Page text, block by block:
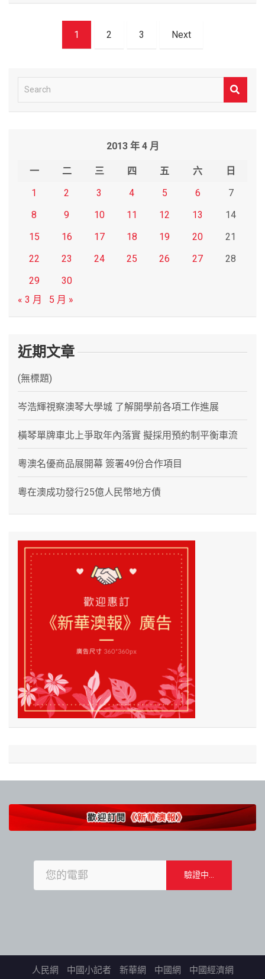
1 2 3 Next
e
2013 年 4 月
一 二 三 四 五 六
日
1
2 3 4 5 6
7
8
9 10 11 12 13
14
15
16 17 18 19 20
21
22
23 24 25 26 27
28
29
30
« 3 月
5 月 »
近期文章
(無標題)
岑浩輝視察澳琴大學城 了解開學前各項工作進展
橫琴單牌車北上爭取年內落實 擬採用預約制平衡車流
粵澳名優商品展開幕 簽署49份合作項目
粵在澳成功發行25億人民幣地方債
人民網 中國小記者 新華網 中國網 中國經濟網